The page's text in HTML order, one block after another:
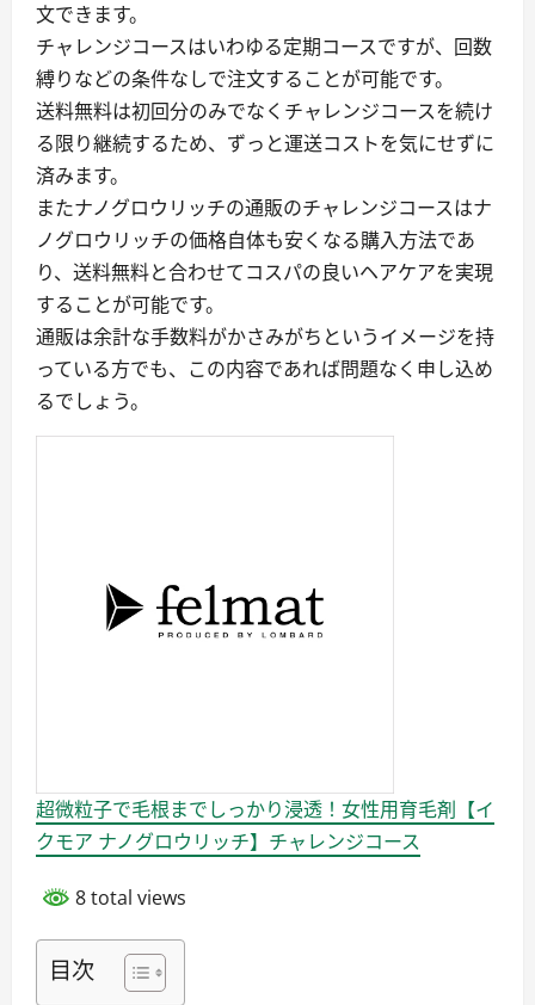
文できます。
チャレンジコースはいわゆる定期コースですが、回数
縛りなどの条件なしで注文することが可能です。
送料無料は初回分のみでなくチャレンジコースを続け
る限り継続するため、ずっと運送コストを気にせずに
済みます。
またナノグロウリッチの通販のチャレンジコースはナ
ノグロウリッチの価格自体も安くなる購入方法であ
り、送料無料と合わせてコスパの良いヘアケアを実現
することが可能です。
通販は余計な手数料がかさみがちというイメージを持
っている方でも、この内容であれば問題なく申し込め
るでしょう。
超微粒子で毛根までしっかり浸透！女性用育毛剤【イ
クモア ナノグロウリッチ】チャレンジコース
8 total views
目次